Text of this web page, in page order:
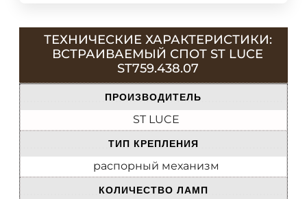
ТЕХНИЧЕСКИЕ ХАРАКТЕРИСТИКИ:
ВСТРАИВАЕМЫЙ СПОТ ST LUCE
ST759.438.07
ПРОИЗВОДИТЕЛЬ
ST LUCE
ТИП КРЕПЛЕНИЯ
распорный механизм
КОЛИЧЕСТВО ЛАМП